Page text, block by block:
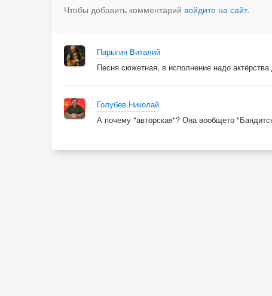
Чтобы добавить комментарий войдите на сайт.
Парыгин Виталий
Песня сюжетная, в исполнение надо
Голубев Николай
А почему "авторская"? Она вообщето